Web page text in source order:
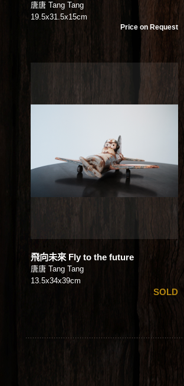
唐唐 Tang Tang
19.5x31.5x15cm
Price on Request
飛向未來 Fly to the future
唐唐 Tang Tang
13.5x34x39cm
SOLD